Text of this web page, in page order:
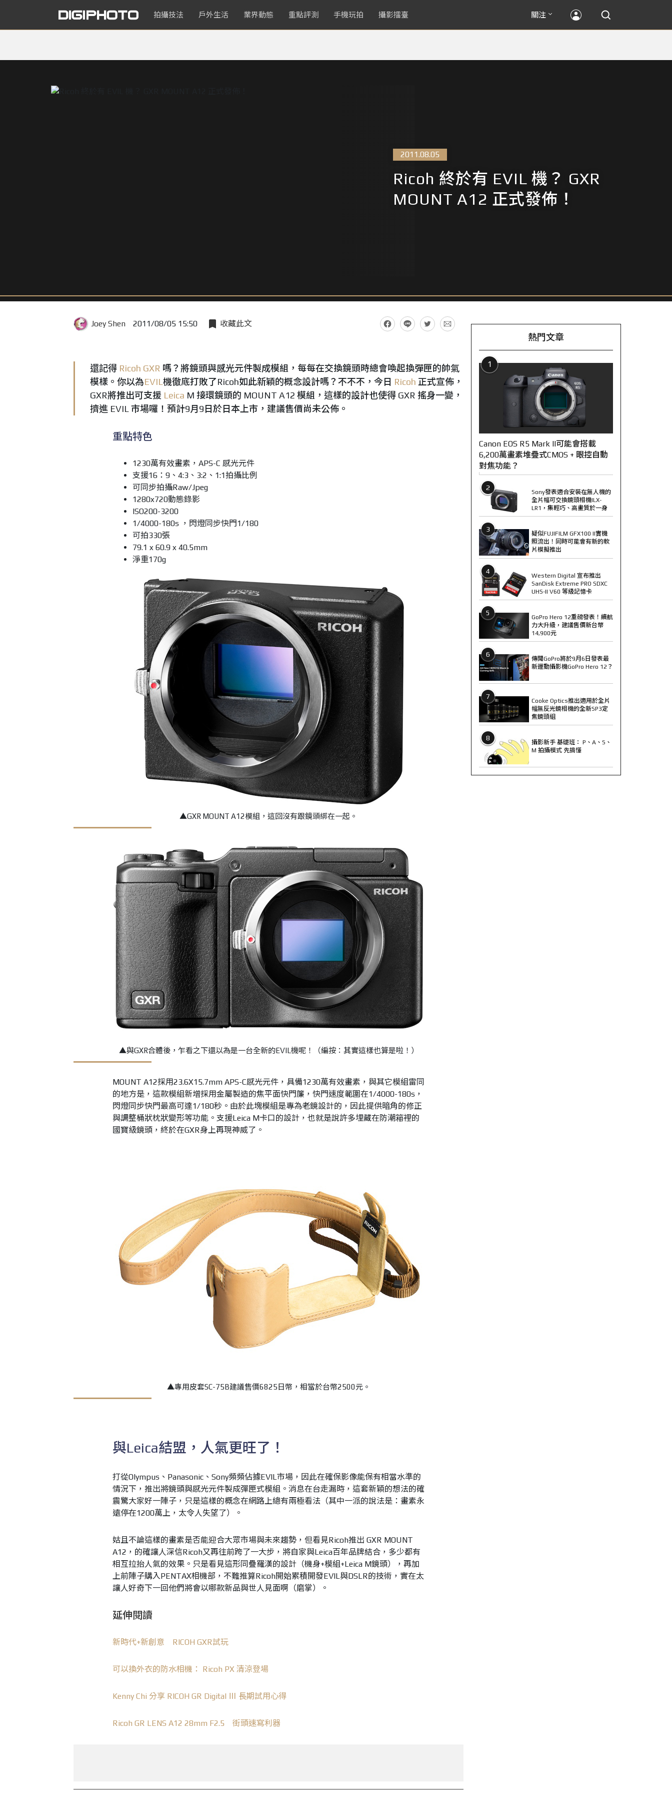
拍攝技法 戶外生活 業界動態 重點評測 手機玩拍 攝影擂臺 關注
2011.08.05
Ricoh 終於有 EVIL 機？ GXR
MOUNT A12 正式發佈！
Joey Shen 2011/08/05 15:50 收藏此文
還記得 Ricoh GXR 嗎？將鏡頭與感光元件製成模組，每每在交換鏡頭時總會喚起換彈匣的帥氣
模樣。你以為EVIL 機徹底打敗了Ricoh如此新穎的概念設計嗎？不不不，今日 Ricoh 正式宣佈，
GXR將推出可支援 Leica M 接環鏡頭的 MOUNT A12 模組，這樣的設計也使得 GXR 搖身一變，
擠進 EVIL 市場囉！預計9月9日於日本上市，建議售價尚未公佈。
重點特色
1230萬有效畫素，APS-C 感光元件
支援16：9、4:3、3:2、1:1拍攝比例
可同步拍攝Raw/Jpeg
1280x720動態錄影
ISO200-3200
1/4000-180s ，閃燈同步快門1/180
可拍330張
79.1 x 60.9 x 40.5mm
淨重170g
▲GXR MOUNT A12模組，這回沒有跟鏡頭綁在一起。
▲與GXR合體後，乍看之下還以為是一台全新的EVIL機呢！（編按：其實這樣也算是啦！）
MOUNT A12採用23.6X15.7mm APS-C感光元件，具備1230萬有效畫素，與其它模組雷同
的地方是，這款模組新增採用金屬製造的焦平面快門簾，快門速度範圍在1/4000-180s，
閃燈同步快門最高可達1/180秒。由於此塊模組是專為老鏡設計的，因此提供暗角的修正
與調整桶狀枕狀變形等功能。支援Leica M卡口的設計，也就是說許多埋藏在防潮箱裡的
國寶級鏡頭，終於在GXR身上再現神威了。
▲專用皮套SC-75B建議售價6825日幣，相當於台幣2500元。
與Leica結盟，人氣更旺了！
打從Olympus、Panasonic、Sony頻頻佔據EVIL市場，因此在確保影像能保有相當水準的
情況下，推出將鏡頭與感光元件製成彈匣式模組。消息在台走漏時，這套新穎的想法的確
震驚大家好一陣子，只是這樣的概念在網路上總有兩極看法（其中一派的說法是：畫素永
遠停在1200萬上，太令人失望了）。
姑且不論這樣的畫素是否能迎合大眾市場與未來趨勢，但看見Ricoh推出 GXR MOUNT
A12，的確讓人深信Ricoh又再往前跨了一大步，將自家與Leica百年品牌結合，多少都有
相互拉抬人氣的效果。只是看見這形同疊羅漢的設計（機身+模組+Leica M鏡頭），再加
上前陣子購入PENTAX相機部，不難推算Ricoh開始累積開發EVIL與DSLR的技術，實在太
讓人好奇下一回他們將會以哪款新品與世人見面啊（磨掌）。
延伸閱讀
新時代+新創意 RICOH GXR試玩
可以換外衣的防水相機： Ricoh PX 清涼登場
Kenny Chi 分享 RICOH GR Digital Ⅲ 長期試用心得
Ricoh GR LENS A12 28mm F2.5 街頭速寫利器
熱門文章
1
Canon EOS R5 Mark II可能會搭載
6,200萬畫素堆疊式CMOS + 眼控自動
對焦功能？
2
Sony發表適合安裝在無人機的
全片幅可交換鏡頭相機ILX-
LR1，集輕巧、高畫質於一身
3
疑似FUJIFILM GFX100 II實機
照流出！同時可能會有新的軟
片模擬推出
4
Western Digital 宣布推出
SanDisk Extreme PRO SDXC
UHS-II V60 等級記憶卡
5
GoPro Hero 12重磅發表！續航
力大升級，建議售價新台幣
14,900元
6
傳聞GoPro將於9月6日發表最
新運動攝影機GoPro Hero 12？
7
Cooke Optics推出適用於全片
幅無反光鏡相機的全新SP3定
焦鏡頭組
8
攝影新手 基礎班： P、A、S、
M 拍攝模式 先搞懂